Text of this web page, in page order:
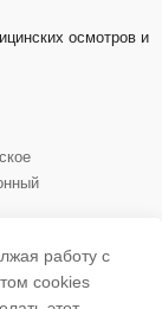
осмотров и
1
работу с
cookies